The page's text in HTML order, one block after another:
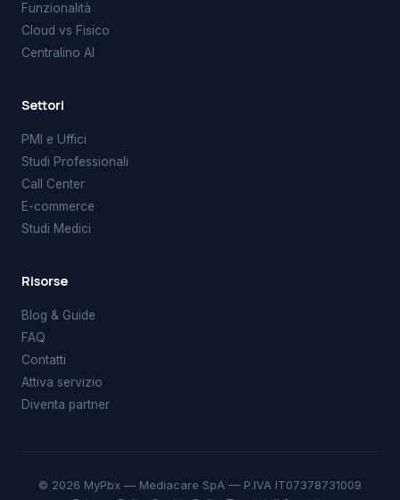
Funzionalità
Cloud vs Fisico
Centralino AI
Settori
PMI e Uffici
Studi Professionali
Call Center
E-commerce
Studi Medici
Risorse
Blog & Guide
FAQ
Contatti
Attiva servizio
Diventa partner
© 2026 MyPbx — Mediacare SpA — P.IVA IT07378731009